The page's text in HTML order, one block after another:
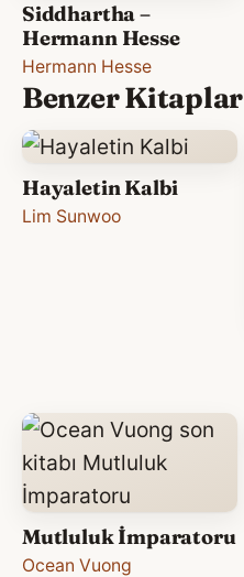
Siddhartha –
Hermann Hesse
Hermann Hesse
Benzer Kitaplar
Hayaletin Kalbi
Lim Sunwoo
Mutluluk İmparatoru
Ocean Vuong